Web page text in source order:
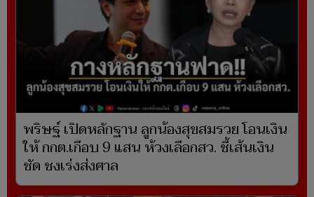
พริษฐ์ เปิดหลักฐาน ลูกน้องสุขสมรวย โอนเงิน
ให้ กกต.เกือบ 9 แสน ห้วงเลือกสว. ชี้เส้นเงิน
ชัด ชงเร่งส่งศาล